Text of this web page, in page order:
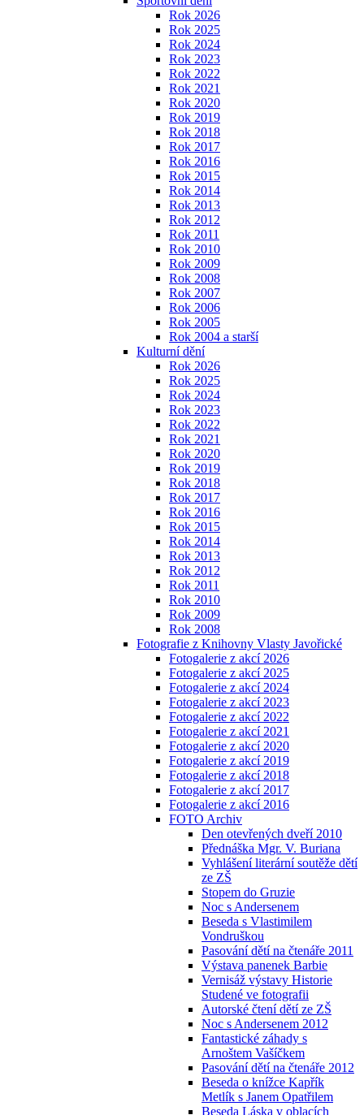
Rok 2026
Rok 2025
Rok 2024
Rok 2023
Rok 2022
Rok 2021
Rok 2020
Rok 2019
Rok 2018
Rok 2017
Rok 2016
Rok 2015
Rok 2014
Rok 2013
Rok 2012
Rok 2011
Rok 2010
Rok 2009
Rok 2008
Rok 2007
Rok 2006
Rok 2005
Rok 2004 a starší
Kulturní dění
Rok 2026
Rok 2025
Rok 2024
Rok 2023
Rok 2022
Rok 2021
Rok 2020
Rok 2019
Rok 2018
Rok 2017
Rok 2016
Rok 2015
Rok 2014
Rok 2013
Rok 2012
Rok 2011
Rok 2010
Rok 2009
Rok 2008
Fotografie z Knihovny Vlasty Javořické
Fotogalerie z akcí 2026
Fotogalerie z akcí 2025
Fotogalerie z akcí 2024
Fotogalerie z akcí 2023
Fotogalerie z akcí 2022
Fotogalerie z akcí 2021
Fotogalerie z akcí 2020
Fotogalerie z akcí 2019
Fotogalerie z akcí 2018
Fotogalerie z akcí 2017
Fotogalerie z akcí 2016
FOTO Archiv
Den otevřených dveří 2010
Přednáška Mgr. V. Buriana
Vyhlášení literární soutěže dětí
ze ZŠ
Stopem do Gruzie
Noc s Andersenem
Beseda s Vlastimilem
Vondruškou
Pasování dětí na čtenáře 2011
Výstava panenek Barbie
Vernisáž výstavy Historie
Studené ve fotografii
Autorské čtení dětí ze ZŠ
Noc s Andersenem 2012
Fantastické záhady s
Arnoštem Vašíčkem
Pasování dětí na čtenáře 2012
Beseda o knížce Kapřík
Metlík s Janem Opatřilem
Beseda Láska v oblacích